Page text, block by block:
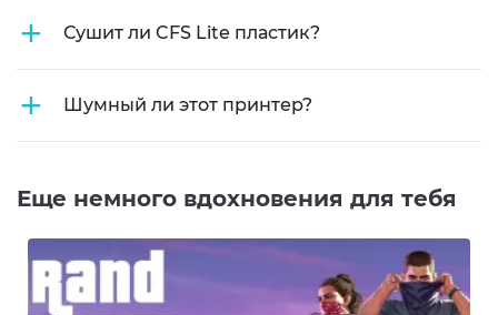
+ Сушит ли CFS Lite пластик?
+ Шумный ли этот принтер?
Еще немного вдохновения для тебя